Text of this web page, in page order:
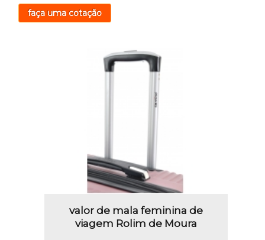
faça uma cotação
valor de mala feminina de
viagem Rolim de Moura